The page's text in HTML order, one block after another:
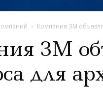
Компания ЗМ
ЗМ
для